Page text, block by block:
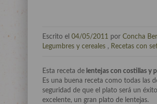
Escrito el 04/05/2011 por Concha
Legumbres y cereales , Recetas con
Esta receta de lentejas con costillas y
Es una buena receta como todas las
seguridad de que el plato será un
excelente, un gran plato de lentejas.